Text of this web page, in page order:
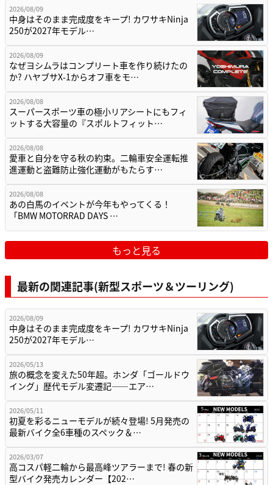
2026/08/09
中身はそのまま完成度をキープ! カワサキNinja
250が2027年モデル…
2026/08/09
なぜヨシムラはコンプリート車を作り続けたの
か? ハヤブサX-1からオフ車をモ…
2026/08/08
スーパースポーツ車の極小リアシートにもフィ
ットする大容量の『スポルトフィット…
2026/08/08
愛車と自分を守る秋の約束。二輪車安全運転推
進運動と盗難防止強化運動がもたらす…
2026/08/08
あの白馬のイベントが今年もやってくる！
「BMW MOTORRAD DAYS …
もっと見る
最新の関連記事(新型スポーツ＆ツーリング)
2026/08/09
中身はそのまま完成度をキープ! カワサキNinja
250が2027年モデル…
2026/05/13
旅の概念を変えた50年超。ホンダ「ゴールドウ
イング」歴代モデル変遷記——エア…
2026/05/11
初夏を彩るニューモデルが続々登場! 5月発売の
最新バイク全6車種のスペック＆…
2026/03/07
高コスパ軽二輪から最高峰ツアラーまで! 春の新
型バイク発売カレンダー【202…